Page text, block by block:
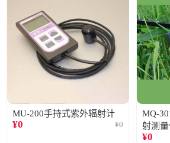
MU-200手持式紫外辐射计
¥0 ¥0
MQ-
射测量
¥0